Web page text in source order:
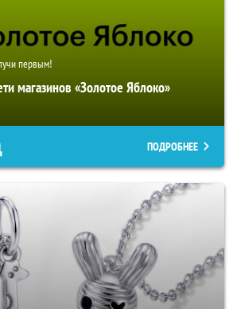
первым!
магазинов «Золотое Яблоко»
ПОДРОБНЕЕ